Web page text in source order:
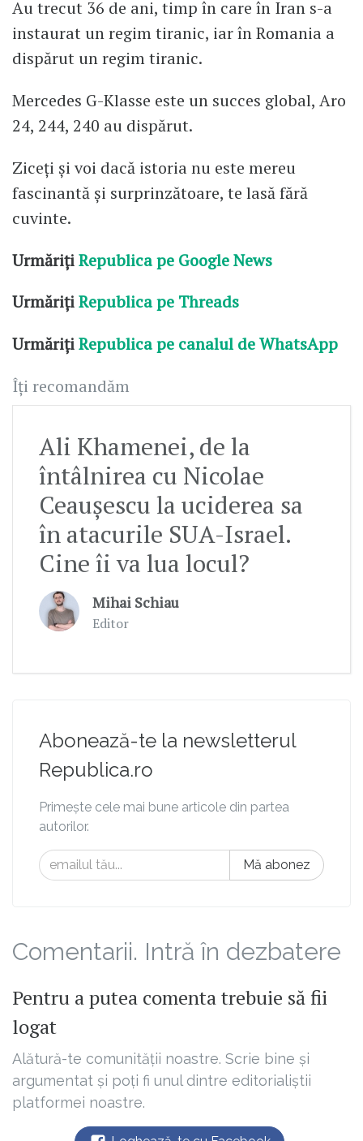
Au trecut 36 de ani, timp în care în Iran s-a
instaurat un regim tiranic, iar în Romania a
dispărut un regim tiranic.
Mercedes G-Klasse este un succes global, Aro
24, 244, 240 au dispărut.
Ziceți și voi dacă istoria nu este mereu
fascinantă și surprinzătoare, te lasă fără
cuvinte.
UrmărițiRepublica pe Google News
UrmărițiRepublica pe Threads
UrmărițiRepublica pe canalul de WhatsApp
Îți recomandăm
Ali Khamenei, de la
întâlnirea cu Nicolae
Ceaușescu la uciderea sa
în atacurile SUA-Israel.
Cine îi va lua locul?
Mihai Schiau
Editor
Abonează-te la newsletterul
Republica.ro
Primește cele mai bune articole din partea
autorilor.
Mă abonez
Comentarii. Intră în dezbatere
Pentru a putea comenta trebuie să fii
logat
Alătură-te comunității noastre. Scrie bine și
argumentat și poți fi unul dintre editorialiștii
platformei noastre.